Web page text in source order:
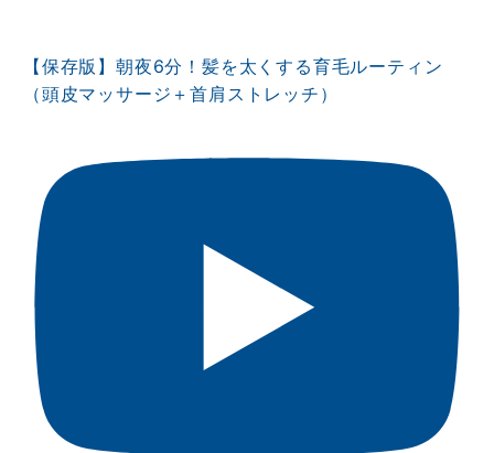
【保存版】朝夜6分！髪を太くする育毛ルーティン
（頭皮マッサージ＋首肩ストレッチ）